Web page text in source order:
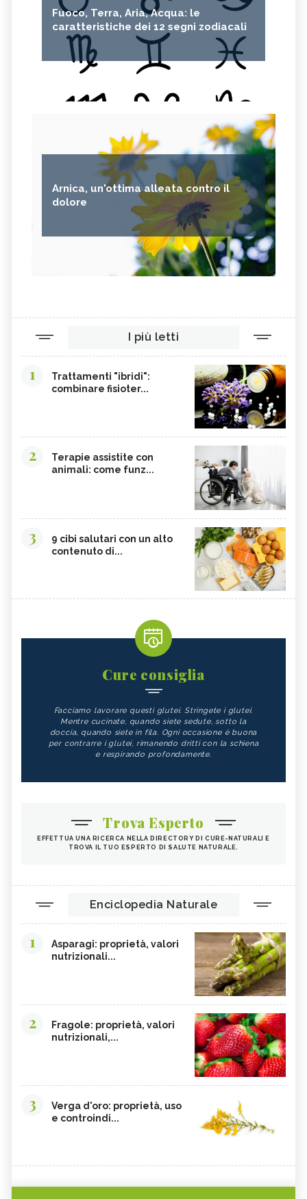
Fuoco, Terra, Aria, Acqua: le
caratteristiche dei 12 segni zodiacali
Arnica, un'ottima alleata contro il
dolore
I più letti
1
Trattamenti "ibridi":
combinare fisioter...
2
Terapie assistite con
animali: come funz...
3
9 cibi salutari con un alto
contenuto di...
Cure consiglia
Facciamo lavorare questi glutei. Stringete i glutei.
Mentre cucinate, quando siete sedute, sotto la
doccia, quando siete in fila. Ogni occasione è buona
per contrarre i glutei, rimanendo dritti con la schiena
e respirando profondamente.
Trova Esperto
EFFETTUA UNA RICERCA NELLA DIRECTORY DI CURE-NATURALI E
TROVA IL TUO ESPERTO DI SALUTE NATURALE.
Enciclopedia Naturale
1
Asparagi: proprietà, valori
nutrizionali...
2
Fragole: proprietà, valori
nutrizionali,...
3
Verga d'oro: proprietà, uso
e controindi...